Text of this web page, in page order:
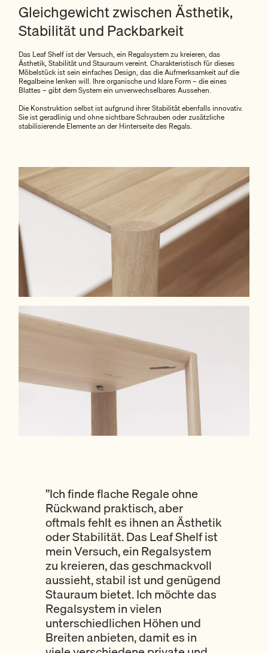
Gleichgewicht zwischen Ästhetik,
Stabilität und Packbarkeit
Das Leaf Shelf ist der Versuch, ein Regalsystem zu kreieren, das
Ästhetik, Stabilität und Stauraum vereint. Charakteristisch für dieses
Möbelstück ist sein einfaches Design, das die Aufmerksamkeit auf die
Regalbeine lenken will. Ihre organische und klare Form – die eines
Blattes – gibt dem System ein unverwechselbares Aussehen.
Die Konstruktion selbst ist aufgrund ihrer Stabilität ebenfalls innovativ.
Sie ist geradlinig und ohne sichtbare Schrauben oder zusätzliche
stabilisierende Elemente an der Hinterseite des Regals.
”Ich finde flache Regale ohne
Rückwand praktisch, aber
oftmals fehlt es ihnen an Ästhetik
oder Stabilität. Das Leaf Shelf ist
mein Versuch, ein Regalsystem
zu kreieren, das geschmackvoll
aussieht, stabil ist und genügend
Stauraum bietet. Ich möchte das
Regalsystem in vielen
unterschiedlichen Höhen und
Breiten anbieten, damit es in